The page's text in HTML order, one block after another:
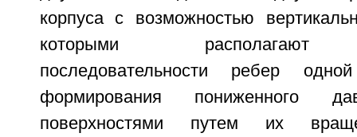
корпуса с возможностью
которыми располагают
последовательности ребер
формирования пониженного
поверхностями путем их